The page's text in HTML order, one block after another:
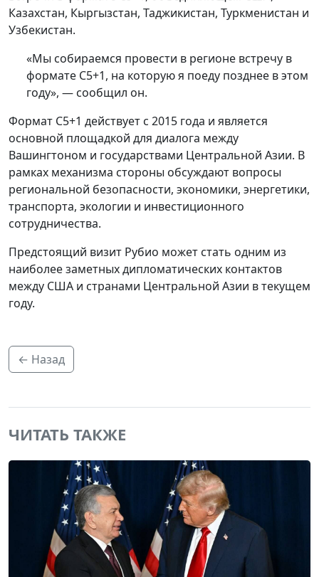
Казахстан, Кыргызстан, Таджикистан, Туркменистан и
Узбекистан.
«Мы собираемся провести в регионе встречу в
формате C5+1, на которую я поеду позднее в этом
году», — сообщил он.
Формат C5+1 действует с 2015 года и является
основной площадкой для диалога между
Вашингтоном и государствами Центральной Азии. В
рамках механизма стороны обсуждают вопросы
региональной безопасности, экономики, энергетики,
транспорта, экологии и инвестиционного
сотрудничества.
Предстоящий визит Рубио может стать одним из
наиболее заметных дипломатических контактов
между США и странами Центральной Азии в текущем
году.
← Назад
ЧИТАТЬ ТАКЖЕ